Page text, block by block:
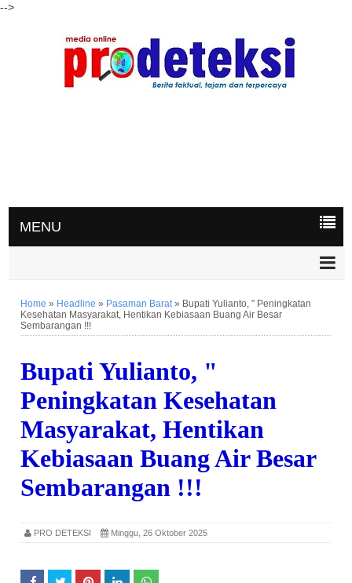
-->
MENU
Home » Headline » Pasaman Barat» Bupati Yulianto, " Peningkatan
Kesehatan Masyarakat, Hentikan Kebiasaan Buang Air Besar
Sembarangan !!!
Bupati Yulianto, "
Peningkatan Kesehatan
Masyarakat, Hentikan
Kebiasaan Buang Air Besar
Sembarangan !!!
PRO DETEKSI Minggu, 26 Oktober 2025